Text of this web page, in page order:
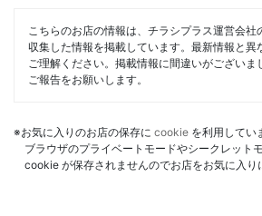
こちらのお店の情報は、チラシプラス運営会社
収集した情報を掲載しています。最新情報と異
ご理解ください。掲載情報に間違いがございま
ご報告をお願いします。
※お気に入りのお店の保存に cookie を利用してい
ブラウザのプライベートモードやシークレット
cookie が保存されませんのでお店をお気に入り